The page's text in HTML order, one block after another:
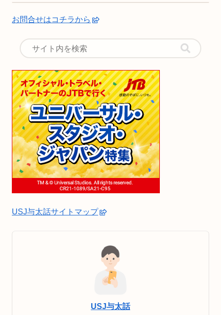
お問合せはコチラから
USJ与太話サイトマップ
USJ与太話